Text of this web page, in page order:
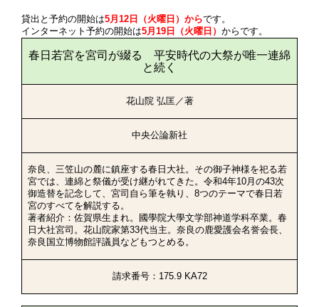
貸出と予約の開始は5月12日（火曜日）からです。
インターネット予約の開始は5月19日（火曜日） からです。
春日若宮を宮司が綴る 平安時代の大祭が唯一連綿
と続く
花山院 弘匡／著
中央公論新社
奈良、三笠山の麓に鎮座する春日大社。その御子神様を祀る若
宮では、連綿と祭儀が受け継がれてきた。令和4年10月の43次
御造替を記念して、宮司自ら筆を執り、8つのテーマで春日若
宮のすべてを解説する。
著者紹介：佐賀県生まれ。國學院大學文学部神道学科卒業。春
日大社宮司。花山院家第33代当主。奈良の鹿愛護会名誉会長、
奈良国立博物館評議員などもつとめる。
請求番号：175.9 KA72